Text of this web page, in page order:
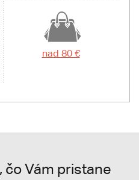
nad 80 €
čo Vám pristane